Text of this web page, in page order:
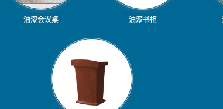
油漆会议桌 油漆书柜